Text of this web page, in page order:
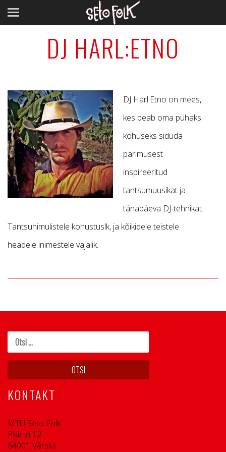
DJ HARL:ETNO
DJ Harl:Etno on mees,
kes peab oma pühaks
kohuseks siduda
pärimusest
inspireeritud
tantsumuusikat ja
tänapäeva DJ-tehnikat.
Tantsuhimulistele kohustuslk, ja kõikidele teistele
headele inimestele vajalik.
KONTAKT
MTÜ Seto Folk
Pikk tn 12
64001 Värska